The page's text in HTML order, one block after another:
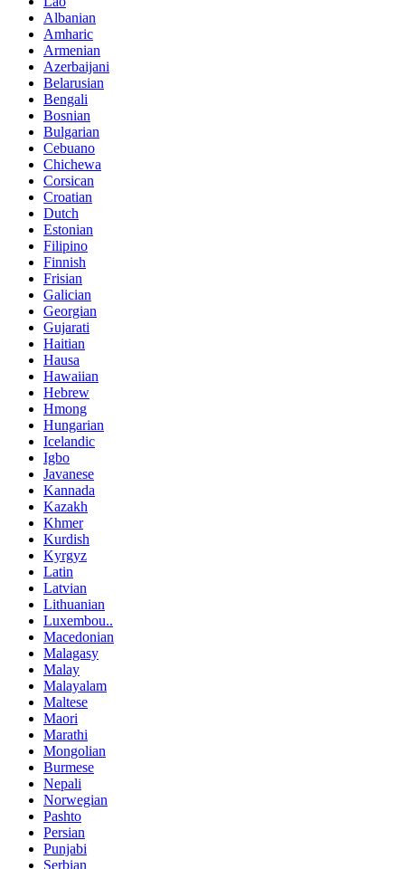
Albanian
Amharic
Armenian
Azerbaijani
Belarusian
Bengali
Bosnian
Bulgarian
Cebuano
Chichewa
Corsican
Croatian
Dutch
Estonian
Filipino
Finnish
Frisian
Galician
Georgian
Gujarati
Haitian
Hausa
Hawaiian
Hebrew
Hmong
Hungarian
Icelandic
Igbo
Javanese
Kannada
Kazakh
Khmer
Kurdish
Kyrgyz
Latin
Latvian
Lithuanian
Luxembou..
Macedonian
Malagasy
Malay
Malayalam
Maltese
Maori
Marathi
Mongolian
Burmese
Nepali
Norwegian
Pashto
Persian
Punjabi
Serbian